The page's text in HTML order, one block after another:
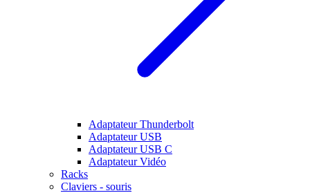
Adaptateur Thunderbolt
Adaptateur USB
Adaptateur USB C
Adaptateur Vidéo
Racks
Claviers - souris